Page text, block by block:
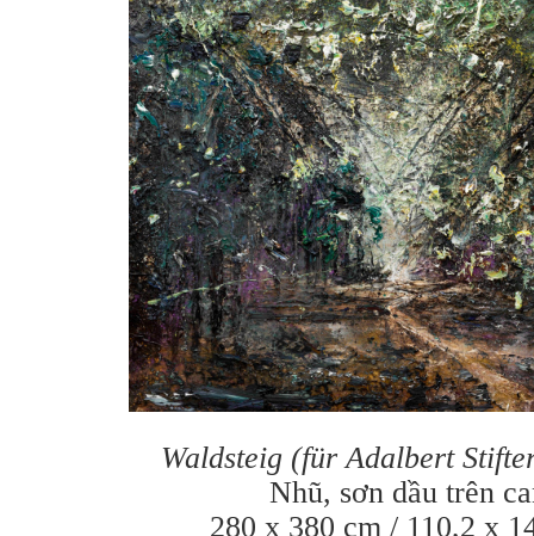
Waldsteig (für Adalbert
Nhũ, sơn dầu trên
280 x 380 cm / 110,2 x